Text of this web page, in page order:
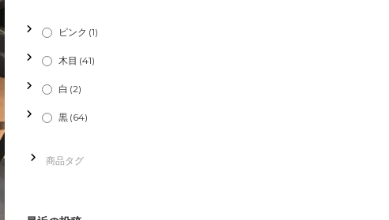
ピンク (1)
木目 (41)
白 (2)
黒 (64)